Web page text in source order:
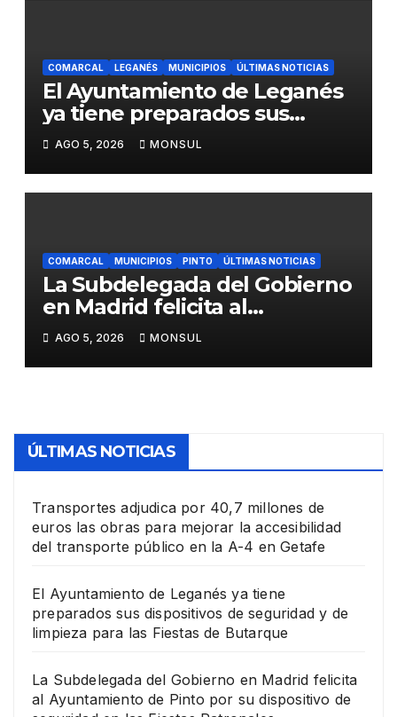
COMARCAL LEGANÉS MUNICIPIOS ÚLTIMAS NOTICIAS
El Ayuntamiento de Leganés
ya tiene preparados sus
dispositivos de seguridad y
de limpieza para las Fiestas
de Butarque
AGO 5, 2026 MONSUL
COMARCAL MUNICIPIOS PINTO ÚLTIMAS NOTICIAS
La Subdelegada del Gobierno
en Madrid felicita al
Ayuntamiento de Pinto por
su dispositivo de seguridad
en las Fiestas Patronales
AGO 5, 2026 MONSUL
ÚLTIMAS NOTICIAS
Transportes adjudica por 40,7 millones de
euros las obras para mejorar la accesibilidad
del transporte público en la A-4 en Getafe
El Ayuntamiento de Leganés ya tiene
preparados sus dispositivos de seguridad y de
limpieza para las Fiestas de Butarque
La Subdelegada del Gobierno en Madrid felicita
al Ayuntamiento de Pinto por su dispositivo de